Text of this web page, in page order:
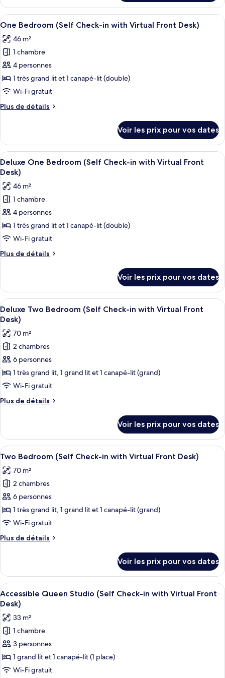
(Self
Check-
in
with
Virtual
Front
Desk)
le
type
de
Queen
Studio
(Self
Check-
in
with
Virtual
Front
Afficher
toutes
les
photos
pour
ce
type
chambre :
(Self
Check-
in
with
Virtual
Front
Desk)
One Bedroom (Self Check-in with
8
One Bedroom (Self Check-in with Virtual Front Desk)
46 m²
1 chambre
4 personnes
1 très grand lit et 1 canapé-lit (double)
Wi-Fi gratuit
Plus de détails
Plus
le
type
de
chambre
Bedroom
(Self
Check-
in
with
Front
Desk)
Voir les prix pour vos dates
Afficher
toutes
les
photos
pour
ce
type
de
chambre :
Deluxe
Bedroom
(Self
Check-
in
with
Virtual
Front
Desk)
Une cuisine moderne avec des
7
Deluxe One Bedroom (Self Check-in with Virtual Front
Desk)
46 m²
1 chambre
4 personnes
1 très grand lit et 1 canapé-lit (double)
Wi-Fi gratuit
Plus de détails
Plus
le
type
de
chambre
Deluxe
One
Bedroom
(Self
Check-
in
Virtual
Front
Desk)
Voir les prix pour vos dates
Afficher
toutes
les
photos
pour
ce
type
de
chambre :
Deluxe
Bedroom
(Self
Check-
in
with
Virtual
Front
Desk)
Un salon moderne avec un
8
Deluxe Two Bedroom (Self Check-in with Virtual Front
Desk)
70 m²
2 chambres
6 personnes
1 très grand lit, 1 grand lit et 1 canapé-lit (grand)
Wi-Fi gratuit
Plus de détails
Plus
le
type
de
Deluxe
Two
Bedroom
(Self
Check-
in
with
Virtual
Voir les prix pour vos dates
Afficher
toutes
les
photos
pour
ce
type
chambre :
(Self
Check-
in
with
Virtual
Front
Desk)
Un salon moderne comprenant un
9
Two Bedroom (Self Check-in with Virtual Front Desk)
70 m²
2 chambres
6 personnes
1 très grand lit, 1 grand lit et 1 canapé-lit (grand)
Wi-Fi gratuit
Plus de détails
Plus
le
type
de
chambre
Bedroom
(Self
Check-
in
with
Front
Voir les prix pour vos dates
Afficher
toutes
les
photos
pour
ce
type
de
Une cuisine moderne dotée
7
Accessible Queen Studio (Self Check-in with Virtual Front
Desk)
33 m²
1 chambre
3 personnes
1 grand lit et 1 canapé-lit (1 place)
Wi-Fi gratuit